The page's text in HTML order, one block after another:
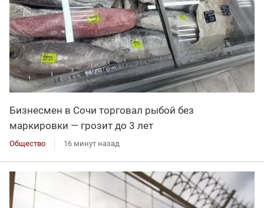
Бизнесмен в Сочи торговал рыбой без
маркировки — грозит до 3 лет
Общество 16 минут назад